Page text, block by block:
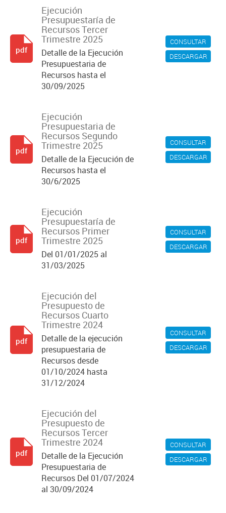
CONSULTAR
DESCARGAR
Ejecución
Presupuestaría de
Recursos Tercer
Trimestre 2025
Detalle de la Ejecución
Presupuestaria de
Recursos hasta el
30/09/2025
pdf
CONSULTAR
DESCARGAR
Ejecución
Presupuestaria de
Recursos Segundo
Trimestre 2025
Detalle de la Ejecución de
Recursos hasta el
30/6/2025
pdf
CONSULTAR
DESCARGAR
Ejecución
Presupuestaría de
Recursos Primer
Trimestre 2025
Del 01/01/2025 al
31/03/2025
pdf
CONSULTAR
DESCARGAR
Ejecución del
Presupuesto de
Recursos Cuarto
Trimestre 2024
Detalle de la ejecución
presupuestaria de
Recursos desde
01/10/2024 hasta
31/12/2024
pdf
CONSULTAR
DESCARGAR
Ejecución del
Presupuesto de
Recursos Tercer
Trimestre 2024
Detalle de la Ejecución
Presupuestaria de
Recursos Del 01/07/2024
al 30/09/2024
pdf